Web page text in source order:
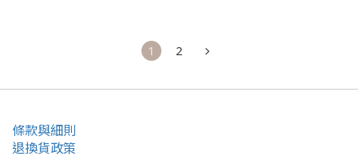
1 2
條款與細則
退換貨政策